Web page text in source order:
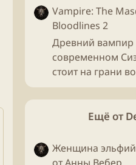
Vampire: The
Bloodlines 2
Древний вампир
современном
стоит на грани
Ещё от
Женщина